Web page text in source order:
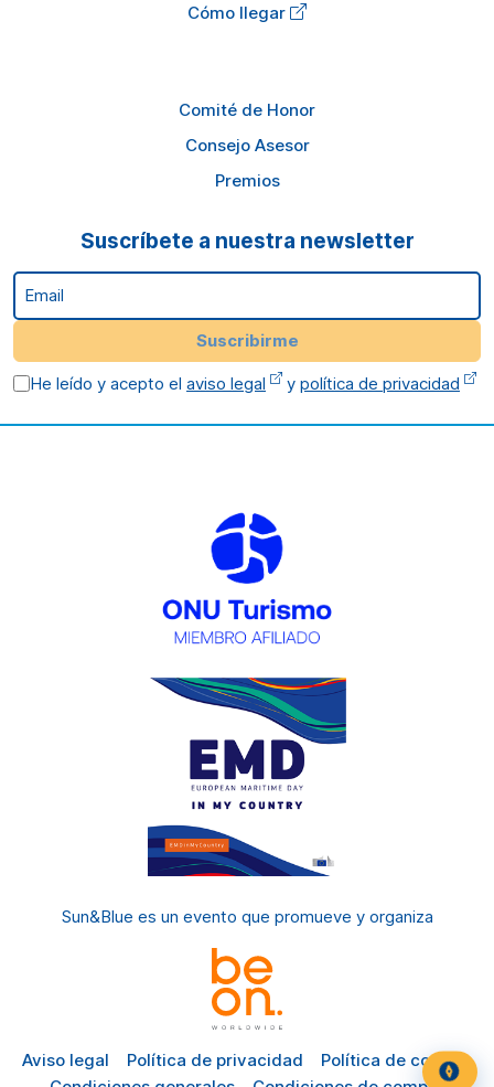
Cómo llegar
Comité de Honor
Consejo Asesor
Premios
Suscríbete a nuestra newsletter
Email
Suscribirme
He leído y acepto elaviso legal ypolítica de privacidad
Sun&Blue es un evento que promueve y organiza
Aviso legal Política de privacidad
Política de cookies